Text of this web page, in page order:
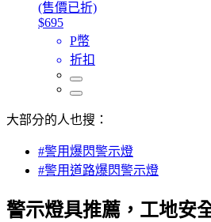
(售價已折)
$695
P幣
折扣
大部分的人也搜：
#警用爆閃警示燈
#警用道路爆閃警示燈
警示燈具推薦，工地安